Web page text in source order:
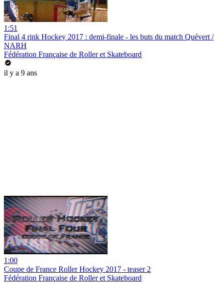
1:51
Final 4 rink Hockey 2017 : demi-finale - les buts du match Quévert /
NARH
Fédération Française de Roller et Skateboard
il y a 9 ans
1:00
Coupe de France Roller Hockey 2017 - teaser 2
Fédération Française de Roller et Skateboard